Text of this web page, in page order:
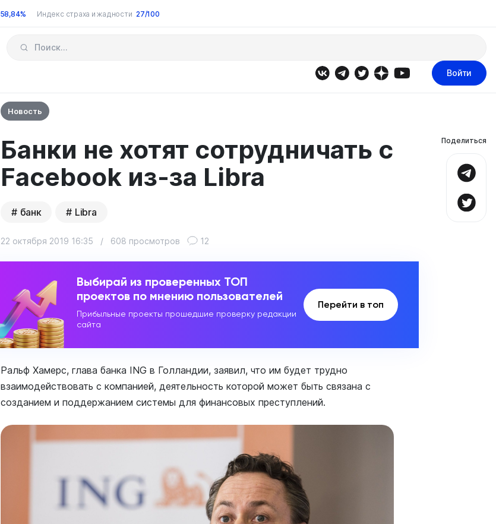
58,84% Индекс страха и жадности 27/100
Войти
Новость
Банки не хотят сотрудничать с
Facebook из-за Libra
банк Libra
22 октября 2019 16:35 / 608 просмотров 12
Выбирай из проверенных ТОП
проектов по мнению пользователей
Прибыльные проекты прошедшие проверку редакции
сайта
Перейти в топ
Ральф Хамерс, глава банка ING в Голландии, заявил, что им будет трудно
взаимодействовать с компанией, деятельность которой может быть связана с
созданием и поддержанием системы для финансовых преступлений.
Поделиться